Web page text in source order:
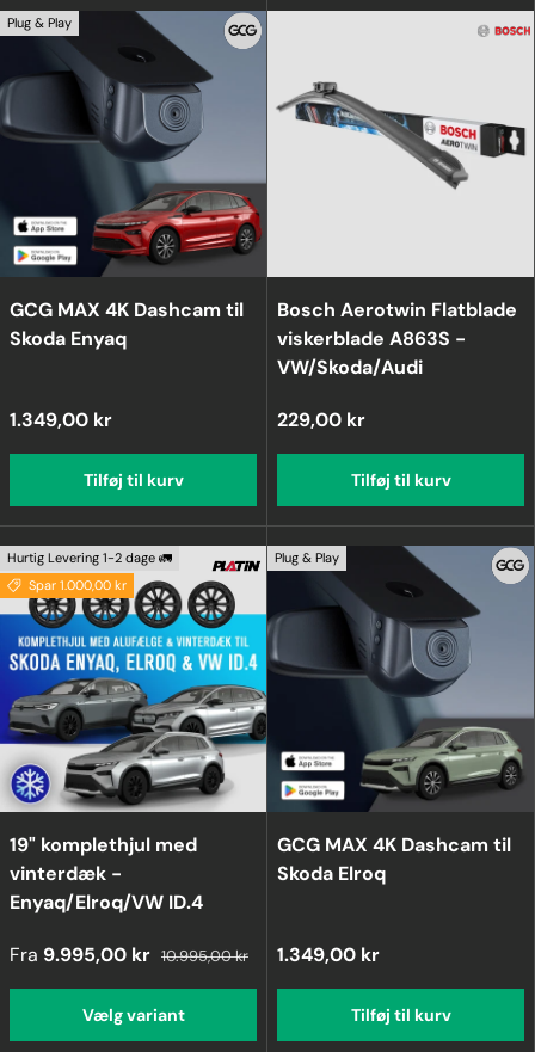
Plug & Play
GCG MAX 4K Dashcam til
Skoda Enyaq
1.349,00 kr
Tilføj til kurv
Bosch Aerotwin Flatblade
viskerblade A863S -
VW/Skoda/Audi
229,00 kr
Tilføj til kurv
Hurtig Levering 1-2 dage 🚛
Spar 1.000,00 kr
19" komplethjul med
vinterdæk -
Enyaq/Elroq/VW ID.4
Fra 9.995,00 kr 10.995,00 kr
Vælg variant
Plug & Play
GCG MAX 4K Dashcam til
Skoda Elroq
1.349,00 kr
Tilføj til kurv